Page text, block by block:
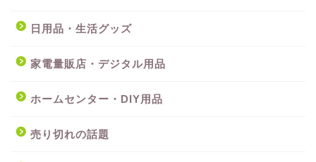
日用品・生活グッズ
家電量販店・デジタル用品
ホームセンター・DIY用品
売り切れの話題